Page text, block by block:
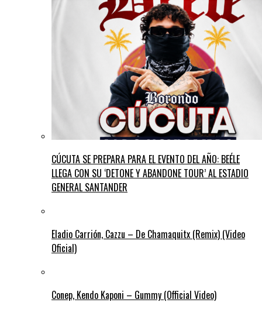
CÚCUTA SE PREPARA PARA EL EVENTO DEL AÑO: BEÉLE
LLEGA CON SU ‘DETONE Y ABANDONE TOUR’ AL ESTADIO
GENERAL SANTANDER
Eladio Carrión, Cazzu – De Chamaquitx (Remix) (Video
Oficial)
Conep, Kendo Kaponi – Gummy (Official Video)